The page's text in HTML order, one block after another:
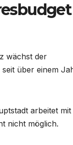
wächst der
über einem
arbeitet mit
nicht möglich.